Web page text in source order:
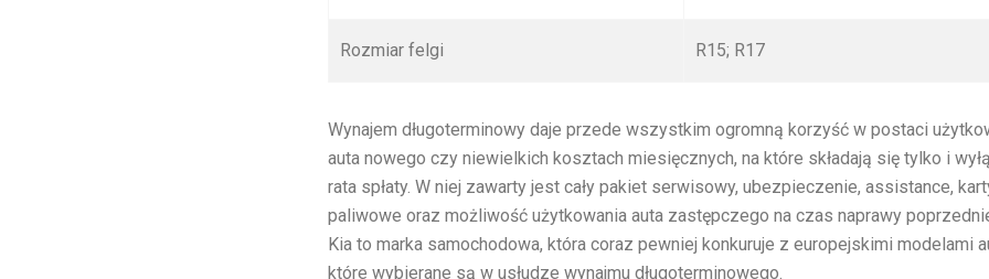
Rozmiar felgi R15; R17
Wynajem długoterminowy daje przede wszystkim ogromną korzyść w postaci
auta nowego czy niewielkich kosztach miesięcznych, na które składają się tylko i
rata spłaty. W niej zawarty jest cały pakiet serwisowy, ubezpieczenie, assistance,
paliwowe oraz możliwość użytkowania auta zastępczego na czas naprawy
Kia to marka samochodowa, która coraz pewniej konkuruje z europejskimi modelami
które wybierane są w usłudze wynajmu długoterminowego.